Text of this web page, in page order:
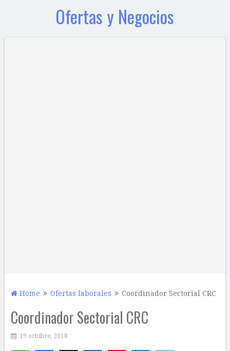
Ofertas y Negocios
Home Ofertas laborales Coordinador Sectorial CRC
Coordinador Sectorial CRC
19 octubre, 2018